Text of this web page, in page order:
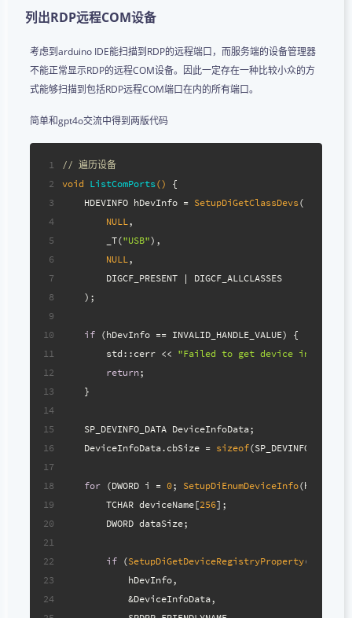
列出RDP远程COM设备
考虑到arduino IDE能扫描到RDP的远程端口，而服务端的设备管理器
不能正常显示RDP的远程COM设备。因此一定存在一种比较小众的方
式能够扫描到包括RDP远程COM端口在内的所有端口。
简单和gpt4o交流中得到两版代码
1
2
3
4
5
6
7
8
9
10
11
12
13
14
15
16
17
18
19
20
21
22
23
24
// 遍历设备
void ListComPorts()
{
    HDEVINFO hDevInfo =
SetupDiGetClassDevs(
NULL ,
        _T(
"USB"),
NULL ,
        DIGCF_PRESENT | DIGCF_ALLCLASSES
    );
if (hDevInfo == INVALID_HANDLE_VALUE) {
        std::cerr <<
"Failed to get device
return;
    }
    SP_DEVINFO_DATA DeviceInfoData;
    DeviceInfoData.cbSize =
sizeof(SP_DEVINFO_DATA);
for (DWORD i = 0; SetupDiEnumDeviceInfo
        TCHAR deviceName[
256];
        DWORD dataSize;
if (SetupDiGetDeviceRegistryProperty(
            hDevInfo,
            &DeviceInfoData,